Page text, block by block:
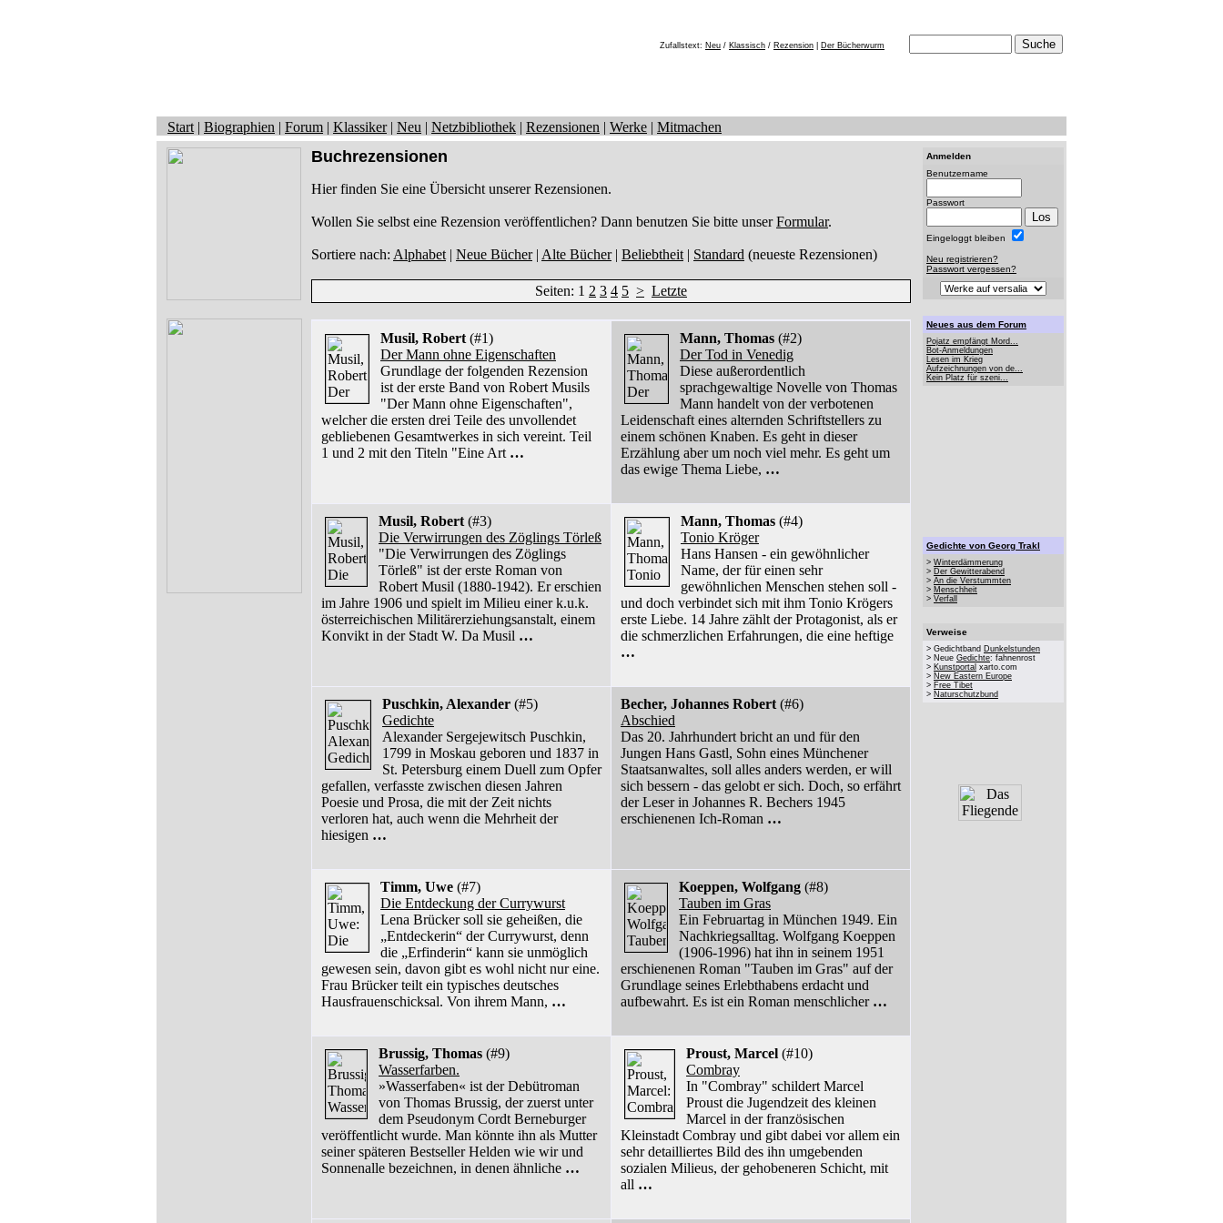
Zufallstext: Neu / Klassisch / Rezension Der Bücherwurm
Start | Biographien | Forum | Klassiker| Neu | Netzbibliothek | Rezensionen | Werke | Mitmachen
Buchrezensionen
Hier finden Sie eine Übersicht unserer Rezensionen.
Wollen Sie selbst eine Rezension veröffentlichen? Dann benutzen Sie bitte unserFormular.
Sortiere nach: Alphabet | Neue Bücher| Alte Bücher| Beliebtheit | Standard (neueste Rezensionen)
Seiten: 1 2 3 4 5 > Letzte
Musil, Robert (#1)
Der Mann ohne Eigenschaften
Grundlage der folgenden Rezension
ist der erste Band von Robert Musils
"Der Mann ohne Eigenschaften",
welcher die ersten drei Teile des unvollendet
gebliebenen Gesamtwerkes in sich vereint. Teil
1 und 2 mit den Titeln "Eine Art …
Mann, Thomas (#2)
Der Tod in Venedig
Diese außerordentlich
sprachgewaltige Novelle von Thomas
Mann handelt von der verbotenen
Leidenschaft eines alternden Schriftstellers zu
einem schönen Knaben. Es geht in dieser
Erzählung aber um noch viel mehr. Es geht um
das ewige Thema Liebe, …
Musil, Robert (#3)
Die Verwirrungen des Zöglings Törleß
"Die Verwirrungen des Zöglings
Törleß" ist der erste Roman von
Robert Musil (1880-1942). Er erschien
im Jahre 1906 und spielt im Milieu einer k.u.k.
österreichischen Militärerziehungsanstalt, einem
Konvikt in der Stadt W. Da Musil …
Mann, Thomas (#4)
Tonio Kröger
Hans Hansen - ein gewöhnlicher
Name, der für einen sehr
gewöhnlichen Menschen stehen soll -
und doch verbindet sich mit ihm Tonio Krögers
erste Liebe. 14 Jahre zählt der Protagonist, als er
die schmerzlichen Erfahrungen, die eine heftige
…
Puschkin, Alexander (#5)
Gedichte
Alexander Sergejewitsch Puschkin,
1799 in Moskau geboren und 1837 in
St. Petersburg einem Duell zum Opfer
gefallen, verfasste zwischen diesen Jahren
Poesie und Prosa, die mit der Zeit nichts
verloren hat, auch wenn die Mehrheit der
hiesigen …
Becher, Johannes Robert (#6)
Abschied
Das 20. Jahrhundert bricht an und für den
Jungen Hans Gastl, Sohn eines Münchener
Staatsanwaltes, soll alles anders werden, er will
sich bessern - das gelobt er sich. Doch, so erfährt
der Leser in Johannes R. Bechers 1945
erschienenen Ich-Roman …
Timm, Uwe (#7)
Die Entdeckung der Currywurst
Lena Brücker soll sie geheißen, die
„Entdeckerin“ der Currywurst, denn
die „Erfinderin“ kann sie unmöglich
gewesen sein, davon gibt es wohl nicht nur eine.
Frau Brücker teilt ein typisches deutsches
Hausfrauenschicksal. Von ihrem Mann, …
Koeppen, Wolfgang (#8)
Tauben im Gras
Ein Februartag in München 1949. Ein
Nachkriegsalltag. Wolfgang Koeppen
(1906-1996) hat ihn in seinem 1951
erschienenen Roman "Tauben im Gras" auf der
Grundlage seines Erlebthabens erdacht und
aufbewahrt. Es ist ein Roman menschlicher …
Brussig, Thomas (#9)
Wasserfarben.
»Wasserfaben« ist der Debütroman
von Thomas Brussig, der zuerst unter
dem Pseudonym Cordt Berneburger
veröffentlicht wurde. Man könnte ihn als Mutter
seiner späteren Bestseller Helden wie wir und
Sonnenalle bezeichnen, in denen ähnliche …
Proust, Marcel (#10)
Combray
In "Combray" schildert Marcel
Proust die Jugendzeit des kleinen
Marcel in der französischen
Kleinstadt Combray und gibt dabei vor allem ein
sehr detailliertes Bild des ihn umgebenden
sozialen Milieus, der gehobeneren Schicht, mit
all …
Anmelden
Benutzername
Passwort
Eingeloggt bleiben
Neu registrieren?
Passwort vergessen?
Neues aus dem Forum
Pojatz empfängt Mord...
Bot-Anmeldungen
Lesen im Krieg
Aufzeichnungen von de...
Kein Platz für szeni...
Gedichte von Georg Trakl
> Winterdämmerung
> Der Gewitterabend
> An die Verstummten
> Menschheit
> Verfall
Verweise
> Gedichtband Dunkelstunden
> Neue Gedichte: fahnenrost
> Kunstportal xarto.com
> New Eastern Europe
> Free Tibet
> Naturschutzbund